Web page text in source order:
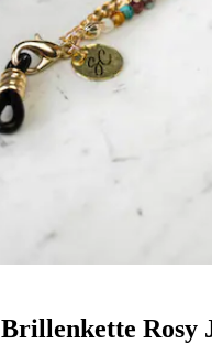
Brillenkette Rosy